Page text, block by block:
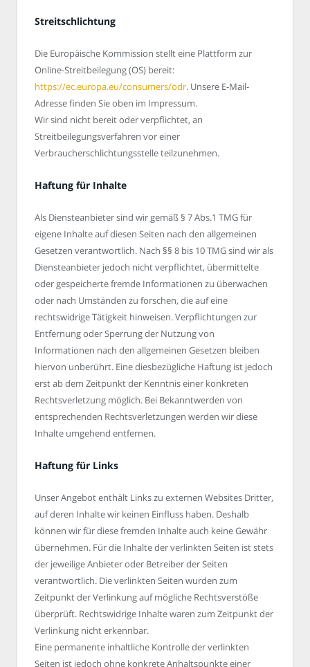
Streitschlichtung
Die Europäische Kommission stellt eine Plattform zur
Online-Streitbeilegung (OS) bereit:
https://ec.europa.eu/consumers/odr. Unsere E-Mail-
Adresse finden Sie oben im Impressum.
Wir sind nicht bereit oder verpflichtet, an
Streitbeilegungsverfahren vor einer
Verbraucherschlichtungsstelle teilzunehmen.
Haftung für Inhalte
Als Diensteanbieter sind wir gemäß § 7 Abs.1 TMG für
eigene Inhalte auf diesen Seiten nach den allgemeinen
Gesetzen verantwortlich. Nach §§ 8 bis 10 TMG sind wir als
Diensteanbieter jedoch nicht verpflichtet, übermittelte
oder gespeicherte fremde Informationen zu überwachen
oder nach Umständen zu forschen, die auf eine
rechtswidrige Tätigkeit hinweisen. Verpflichtungen zur
Entfernung oder Sperrung der Nutzung von
Informationen nach den allgemeinen Gesetzen bleiben
hiervon unberührt. Eine diesbezügliche Haftung ist jedoch
erst ab dem Zeitpunkt der Kenntnis einer konkreten
Rechtsverletzung möglich. Bei Bekanntwerden von
entsprechenden Rechtsverletzungen werden wir diese
Inhalte umgehend entfernen.
Haftung für Links
Unser Angebot enthält Links zu externen Websites Dritter,
auf deren Inhalte wir keinen Einfluss haben. Deshalb
können wir für diese fremden Inhalte auch keine Gewähr
übernehmen. Für die Inhalte der verlinkten Seiten ist stets
der jeweilige Anbieter oder Betreiber der Seiten
verantwortlich. Die verlinkten Seiten wurden zum
Zeitpunkt der Verlinkung auf mögliche Rechtsverstöße
überprüft. Rechtswidrige Inhalte waren zum Zeitpunkt der
Verlinkung nicht erkennbar.
Eine permanente inhaltliche Kontrolle der verlinkten
Seiten ist jedoch ohne konkrete Anhaltspunkte einer